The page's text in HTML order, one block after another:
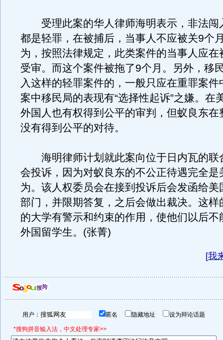
受理此案的华人律师海明表示，非法闯
都是轻罪，在被捕后，当事人不应被关9个
为，按照法律规定，此类案件的当事人应在
受审。而这个案件被拖了9个月。另外，移
入这样的轻罪案件的，一般只应在重罪案件
案中移民局的表现有“选择性起诉”之嫌。在
外国人也有权得到公平的审判，但蚁良东在
没有得到公平的对待。
海明律师计划就此案向位于日内瓦的联
会投诉，因为对蚁良东的不公正待遇完全是
为。该人权委员会在接到投诉后会发函给美
部门，并限期答复，之后会做出裁决。这样
的大学有警示和约束的作用，使他们以后不
外国留学生。(张菁)
[我
用户： 匿名 隐藏地址 设为辩论话题
*搜狗拼音输入法，中文处理专家>>